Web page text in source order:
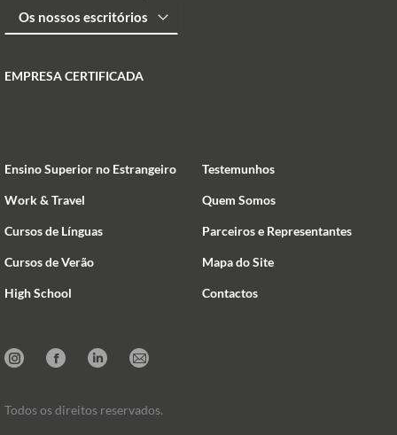
EMPRESA CERTIFICADA
Ensino Superior no Estrangeiro
Work & Travel
Cursos de Línguas
Cursos de Verão
High School
Testemunhos
Quem Somos
Parceiros e Representantes
Mapa do Site
Contactos
Todos os direitos reservados.
InstagramFacebookLinkedinMail